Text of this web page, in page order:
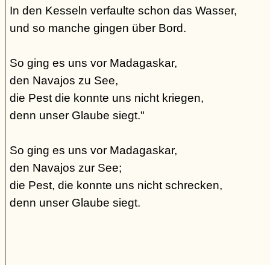
In den Kesseln verfaulte schon das Wasser,
und so manche gingen über Bord.
So ging es uns vor Madagaskar,
den Navajos zu See,
die Pest die konnte uns nicht kriegen,
denn unser Glaube siegt."
So ging es uns vor Madagaskar,
den Navajos zur See;
die Pest, die konnte uns nicht schrecken,
denn unser Glaube siegt.